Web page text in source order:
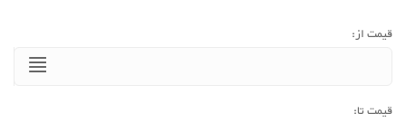
قیمت از:
قیمت تا: